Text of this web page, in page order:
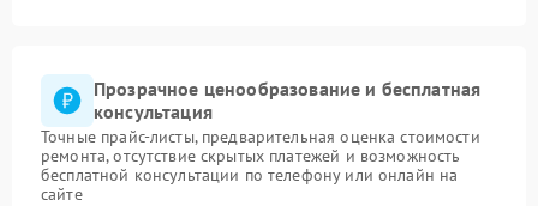
Прозрачное ценообразование и бесплатная
консультация
Точные прайс-листы, предварительная оценка стоимости
ремонта, отсутствие скрытых платежей и возможность
бесплатной консультации по телефону или онлайн на
сайте